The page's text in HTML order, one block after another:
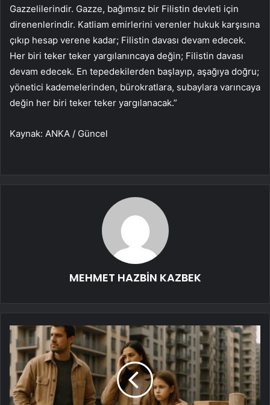
Gazzelilerindir. Gazze, bağımsız bir Filistin devleti için
direnenlerindir. Katliam emirlerini verenler hukuk karşısına
çıkıp hesap verene kadar; Filistin davası devam edecek.
Her biri teker teker yargılanıncaya değin; Filistin davası
devam edecek. En tepedekilerden başlayıp, aşağıya doğru;
yönetici kademelerinden, bürokratlara, subaylara varıncaya
değin her biri teker teker yargılanacak.”
Kaynak: ANKA / Güncel
MEHMET HAZBİN KAZBEK